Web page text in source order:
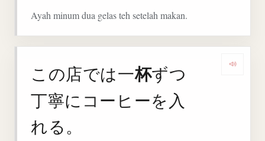
Ayah minum dua gelas teh setelah makan.
この店では一杯ずつ
丁寧にコーヒーを入
れる。